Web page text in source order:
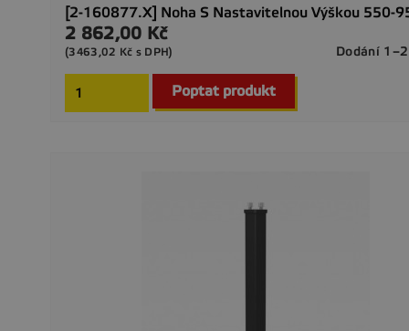
[2-160877.X] Noha S Nastavitelnou Výškou 550-
Cena
2 862,00 Kč
Dodání
(3463,02 Kč s DPH)
Poptat produkt